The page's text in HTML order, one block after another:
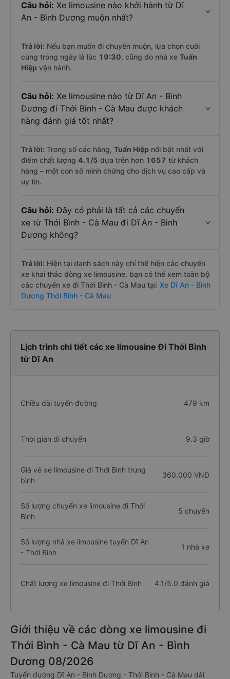
Câu hỏi: Xe limousine nào khởi hành từ Dĩ
An - Bình Dương muộn nhất?
Trả lời: Nếu bạn muốn đi chuyến muộn, lựa chọn cuối
cùng trong ngày là lúc 19:30, cũng do nhà xe Tuấn
Hiệp vận hành.
Câu hỏi: Xe limousine nào từ Dĩ An - Bình
Dương đi Thới Bình - Cà Mau được khách
hàng đánh giá tốt nhất?
Trả lời: Trong số các hãng, Tuấn Hiệp nổi bật nhất với
điểm chất lượng 4.1 /5 dựa trên hơn 1657 từ khách
hàng – một con số minh chứng cho dịch vụ cao cấp và
uy tín.
Câu hỏi: Đây có phải là tất cả các chuyến
xe từ Thới Bình - Cà Mau đi Dĩ An - Bình
Dương không?
Trả lời: Hiện tại danh sách này chỉ thể hiện các chuyến
xe khai thác dòng xe limousine, bạn có thể xem toàn bộ
các chuyến xe đi Thới Bình - Cà Mau tại: Xe Dĩ An - Bình
Dương Thới Bình - Cà Mau
Lịch trình chi tiết các xe limousine Đi Thới Bình
từ Dĩ An
Chiều dài tuyến đường 479 km
Thời gian di chuyển 9.3 giờ
Giá vé xe limousine đi Thới Bình trung
bình
360.000 VNĐ
Số lượng chuyến xe limousine đi Thới
Bình
5 chuyến
Số lượng nhà xe limousine tuyến Dĩ An
- Thới Bình
1 nhà xe
Chất lượng xe limousine đi Thới Bình 4.1/5.0 đánh giá
Giới thiệu về các dòng xe limousine đi
Thới Bình - Cà Mau từ Dĩ An - Bình
Dương 08/2026
Tuyến đường Dĩ An - Bình Dương - Thới Bình - Cà Mau dài